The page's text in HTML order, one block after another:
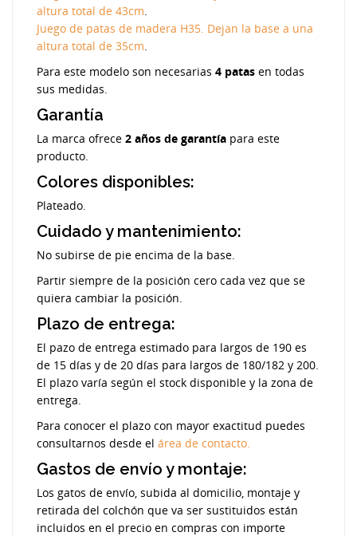
altura total de 43cm.
Juego de patas de madera H35. Dejan la base a una
altura total de 35cm.
Para este modelo son necesarias 4 patas en todas
sus medidas.
Garantía
La marca ofrece 2 años de garantía para este
producto.
Colores disponibles:
Plateado.
Cuidado y mantenimiento:
No subirse de pie encima de la base.
Partir siempre de la posición cero cada vez que se
quiera cambiar la posición.
Plazo de entrega:
El pazo de entrega estimado para largos de 190 es
de 15 días y de 20 días para largos de 180/182 y 200.
El plazo varía según el stock disponible y la zona de
entrega.
Para conocer el plazo con mayor exactitud puedes
consultarnos desde el área de contacto.
Gastos de envío y montaje:
Los gatos de envío, subida al domicilio, montaje y
retirada del colchón que va ser sustituidos están
incluidos en el precio en compras con importe